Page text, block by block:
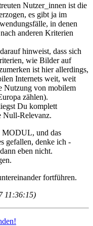
Nutzer_innen ist die
es gibt ja im
in denen
anderen Kriterien
hinweist, dass sich
wie Bilder auf
ist hier allerdings,
Internets weit, weit
Nutzung von mobilem
zählen).
Du komplett
Null-Relevanz.
MODUL, und das
gefallen, denke ich -
eben nicht.
fortführen.
11:36:15)